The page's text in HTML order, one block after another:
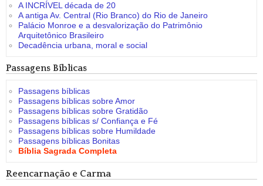
A INCRÍVEL década de 20
A antiga Av. Central (Rio Branco) do Rio de Janeiro
Palácio Monroe e a desvalorização do Patrimônio
Arquitetônico Brasileiro
Decadência urbana, moral e social
Passagens Bíblicas
Passagens bíblicas
Passagens bíblicas sobre Amor
Passagens bíblicas sobre Gratidão
Passagens bíblicas s/ Confiança e Fé
Passagens bíblicas sobre Humildade
Passagens bíblicas Bonitas
Bíblia Sagrada Completa
Reencarnação e Carma